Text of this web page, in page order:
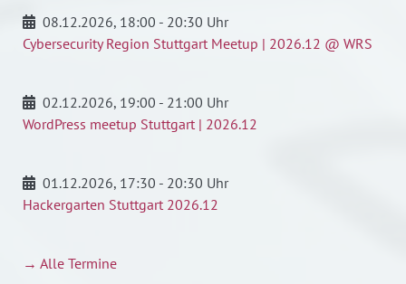
08.12.2026, 18:00 - 20:30 Uhr
Cybersecurity Region Stuttgart Meetup | 2026.12 @ WRS
02.12.2026, 19:00 - 21:00 Uhr
WordPress meetup Stuttgart | 2026.12
01.12.2026, 17:30 - 20:30 Uhr
Hackergarten Stuttgart 2026.12
→ Alle Termine